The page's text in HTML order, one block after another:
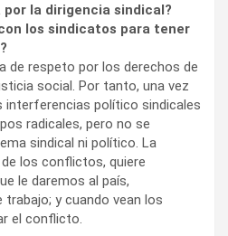
por la dirigencia sindical?
los sindicatos para tener
de respeto por los derechos de
social. Por tanto, una vez
interferencias político sindicales
radicales, pero no se
sindical ni político. La
los conflictos, quiere
le daremos al país,
y cuando vean los
el conflicto.